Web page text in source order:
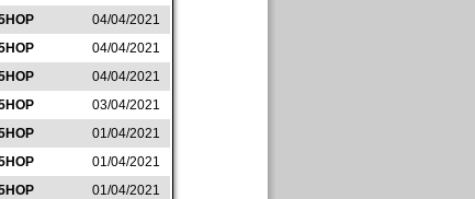
04/04/2021
04/04/2021
04/04/2021
03/04/2021
01/04/2021
01/04/2021
01/04/2021